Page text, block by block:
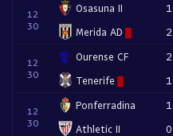
12
30
Osasuna II
Merida AD
1
2
12
30
Ourense CF
Tenerife
2
1
12
30
Ponferradina
Athletic II
1
0